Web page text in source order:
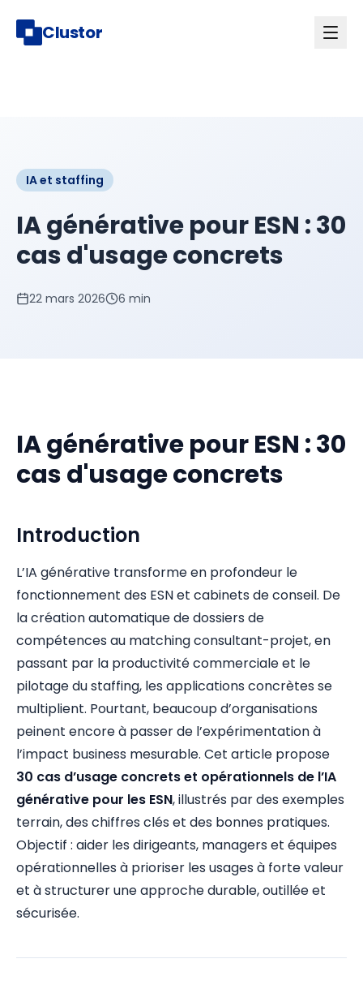
Clustor
IA et staffing
IA générative pour ESN : 30
cas d'usage concrets
22 mars 2026 6 min
IA générative pour ESN : 30
cas d'usage concrets
Introduction
L’IA générative transforme en profondeur le
fonctionnement des ESN et cabinets de conseil. De
la création automatique de dossiers de
compétences au matching consultant-projet, en
passant par la productivité commerciale et le
pilotage du staffing, les applications concrètes se
multiplient. Pourtant, beaucoup d’organisations
peinent encore à passer de l’expérimentation à
l’impact business mesurable. Cet article propose
30 cas d’usage concrets et opérationnels de l’IA
générative pour les ESN, illustrés par des exemples
terrain, des chiffres clés et des bonnes pratiques.
Objectif : aider les dirigeants, managers et équipes
opérationnelles à prioriser les usages à forte valeur
et à structurer une approche durable, outillée et
sécurisée.